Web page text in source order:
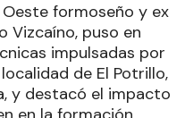
formoseño y ex
Vizcaíno, puso en
impulsadas por
de El Potrillo,
y destacó el impacto